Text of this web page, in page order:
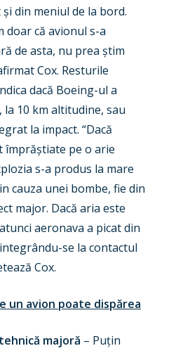
din meniul de la bord.
doar că avionul s-a
de asta, nu prea știm
Cox. Resturile
dacă Boeing-ul a
la 10 km altitudine, sau
la impact. “Dacă
împrăștiate pe o arie
s-a produs la mare
cauza unei bombe, fie din
major. Dacă aria este
aeronava a picat din
se la contactul
Cox.
un avion poate dispărea
majoră – Puțin
New Routes
Accidents / Incidents
Airshows
Dubai 2025
Business Jets